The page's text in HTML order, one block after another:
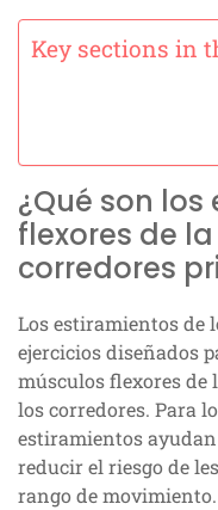
Key sections in
¿Qué son
flexores de
corredores
Los estiramientos de
ejercicios diseñados
músculos flexores de
los corredores. Para
estiramientos
reducir el riesgo de
rango de movimiento.